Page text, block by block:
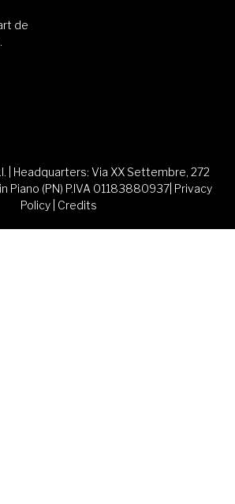
de
| Headquarters: Via XX Settembre, 272
Piano (PN) P.IVA 01183880937| Privacy
Policy| Credits